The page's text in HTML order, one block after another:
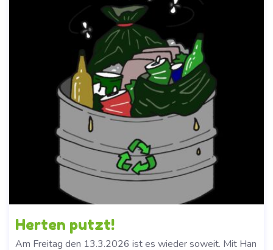
Herten putzt!
Am Freitag den 13.3.2026 ist es wieder soweit. Mit Han